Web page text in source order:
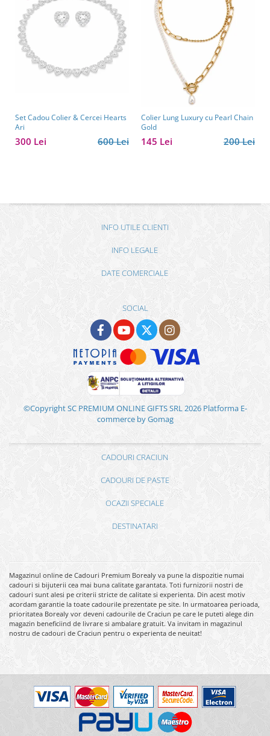
Set Cadou Colier & Cercei Hearts
Ari
600 Lei
300 Lei
Colier Lung Luxury cu Pearl Chain
Gold
200 Lei
145 Lei
INFO UTILE CLIENTI
INFO LEGALE
DATE COMERCIALE
SOCIAL
©Copyright SC PREMIUM ONLINE GIFTS SRL 2026 Platforma E-
commerce by Gomag
CADOURI CRACIUN
CADOURI DE PASTE
OCAZII SPECIALE
DESTINATARI
Magazinul online de Cadouri Premium Borealy va pune la dispozitie numai
cadouri si bijuterii cea mai buna calitate garantata. Toti furnizorii nostri de
cadouri sunt alesi pe criterii stricte de calitate si experienta. Din acest motiv
acordam garantie la toate cadourile prezentate pe site. In urmatoarea perioada,
prioritatea Borealy vor deveni cadourile de Craciun pe care le puteti alege din
magazin beneficiind de livrare si ambalare gratuit. Va invitam in magazinul
nostru de cadouri de Craciun pentru o experienta de neuitat!